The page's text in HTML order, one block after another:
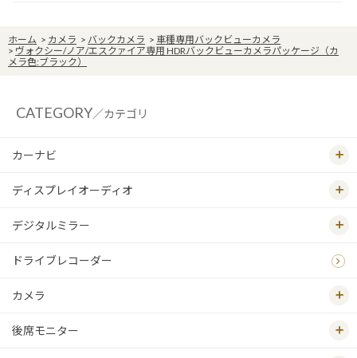
ホーム > カメラ > バックカメラ > 車種専用バックビューカメラ
> ヴォクシー/ノア/エスクァイア専用 HDRバックビューカメラパッケージ（カ
メラ色:ブラック）
CATEGORY／カテゴリ
カーナビ
ディスプレイオーディオ
デジタルミラー
ドライブレコーダー
カメラ
後席モニター